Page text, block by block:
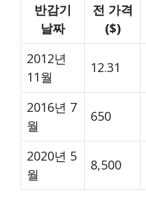
반감기
날짜
전 가격
($)
2012년
11월
12.31
2016년 7
월
650
2020년 5
월
8,500